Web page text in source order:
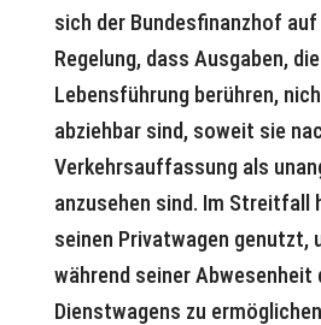
sich der Bundesfinanzhof
Regelung, dass Ausgaben,
Lebensführung berühren,
abziehbar sind, soweit sie
Verkehrsauffassung als
anzusehen sind. Im Streitfall
seinen Privatwagen genutzt,
während seiner Abwesenheit
Dienstwagens zu